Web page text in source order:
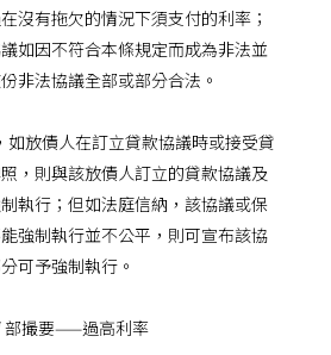
沒有拖欠的情況下須支付的利率；
如因不符合本條規定而成為非法並
非法協議全部或部分合法。
如放債人在訂立貸款協議時或接受貸
，則與該放債人訂立的貸款協議及
執行；但如法庭信納，該協議或保
強制執行並不公平，則可宣布該協
可予強制執行。
部撮要——過高利率